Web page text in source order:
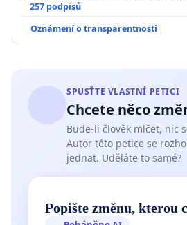
zaveďme slyšitelná auta!
257 podpisů
Oznámení o transparentnosti
SPUSŤTE VLASTNÍ PETICI
Chcete něco
Bude-li člověk mlčet, nic
Autor této petice se
jednat. Uděláte to samé?
Popište změnu, kterou